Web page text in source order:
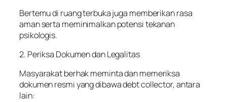
Bertemu di ruang terbuka juga memberikan rasa
aman serta meminimalkan potensi tekanan
psikologis.
2. Periksa Dokumen dan Legalitas
Masyarakat berhak meminta dan memeriksa
dokumen resmi yang dibawa debt collector, antara
lain: